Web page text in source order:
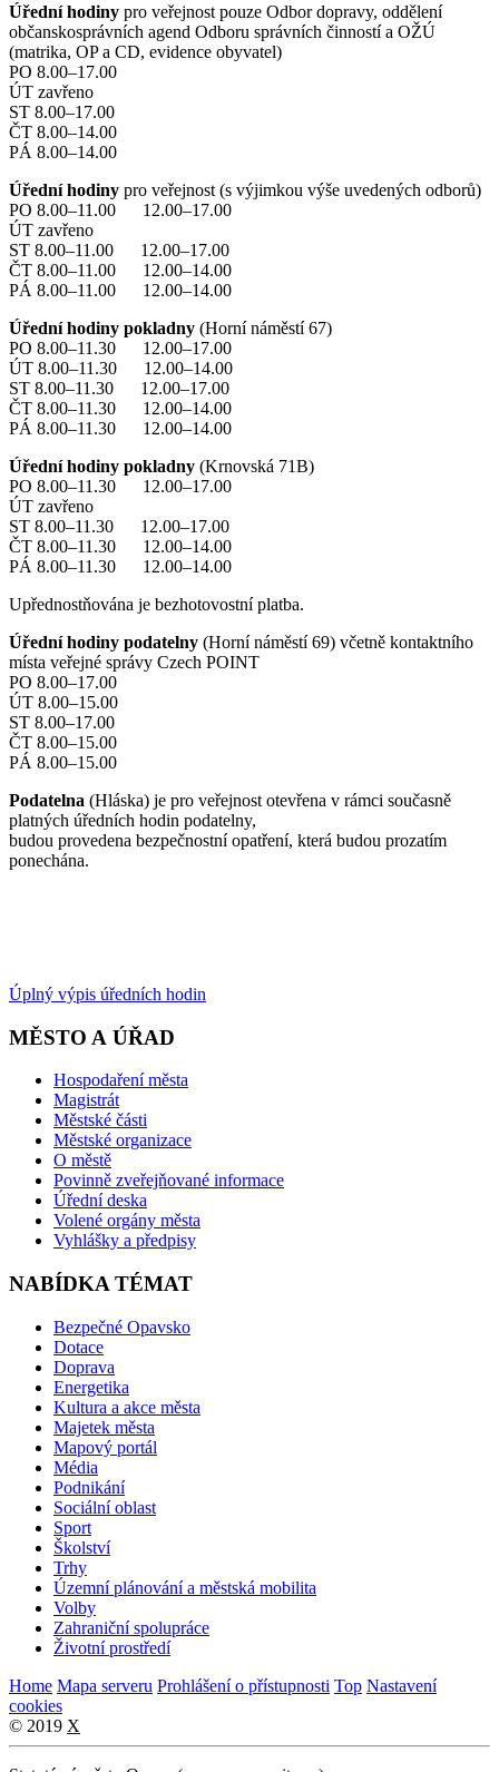
Úřední hodiny pro veřejnost pouze Odbor dopravy, oddělení
občanskosprávních agend Odboru správních činností a OŽÚ
(matrika, OP a CD, evidence obyvatel)
PO 8.00–17.00
ÚT zavřeno
ST 8.00–17.00
ČT 8.00–14.00
PÁ 8.00–14.00
Úřední hodiny pro veřejnost (s výjimkou výše uvedených odborů)
PO 8.00–11.00 12.00–17.00
ÚT zavřeno
ST 8.00–11.00 12.00–17.00
ČT 8.00–11.00 12.00–14.00
PÁ 8.00–11.00 12.00–14.00
Úřední hodiny pokladny (Horní náměstí 67)
PO 8.00–11.30 12.00–17.00
ÚT 8.00–11.30 12.00–14.00
ST 8.00–11.30 12.00–17.00
ČT 8.00–11.30 12.00–14.00
PÁ 8.00–11.30 12.00–14.00
Úřední hodiny pokladny (Krnovská 71B)
PO 8.00–11.30 12.00–17.00
ÚT zavřeno
ST 8.00–11.30 12.00–17.00
ČT 8.00–11.30 12.00–14.00
PÁ 8.00–11.30 12.00–14.00
Upřednostňována je bezhotovostní platba.
Úřední hodiny podatelny (Horní náměstí 69) včetně kontaktního
místa veřejné správy Czech POINT
PO 8.00–17.00
ÚT 8.00–15.00
ST 8.00–17.00
ČT 8.00–15.00
PÁ 8.00–15.00
Podatelna (Hláska) je pro veřejnost otevřena v rámci současně
platných úředních hodin podatelny,
budou provedena bezpečnostní opatření, která budou prozatím
ponechána.
Úplný výpis úředních hodin
MĚSTO A ÚŘAD
Hospodaření města
Magistrát
Městské části
Městské organizace
O městě
Povinně zveřejňované informace
Úřední deska
Volené orgány města
Vyhlášky a předpisy
NABÍDKA TÉMAT
Bezpečné Opavsko
Dotace
Doprava
Energetika
Kultura a akce města
Majetek města
Mapový portál
Média
Podnikání
Sociální oblast
Sport
Školství
Trhy
Územní plánování a městská mobilita
Volby
Zahraniční spolupráce
Životní prostředí
Home Mapa serveru Prohlášení o přístupnosti Top Nastavení
cookies
© 2019 X